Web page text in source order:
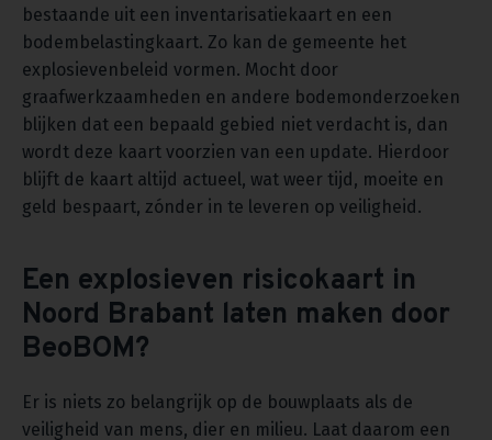
bestaande uit een inventarisatiekaart en een
bodembelastingkaart. Zo kan de gemeente het
explosievenbeleid vormen. Mocht door
graafwerkzaamheden en andere bodemonderzoeken
blijken dat een bepaald gebied niet verdacht is, dan
wordt deze kaart voorzien van een update. Hierdoor
blijft de kaart altijd actueel, wat weer tijd, moeite en
geld bespaart, zónder in te leveren op veiligheid.
Een explosieven risicokaart in
Noord Brabant laten maken door
BeoBOM?
Er is niets zo belangrijk op de bouwplaats als de
veiligheid van mens, dier en milieu. Laat daarom een